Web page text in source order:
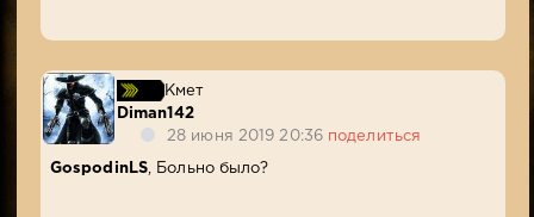
Кмет
Diman142
28 июня 2019 20:36 поделиться
GospodinLS , Больно было?